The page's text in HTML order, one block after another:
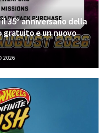
35° anniversario della
gratuito e un nuovo
2026